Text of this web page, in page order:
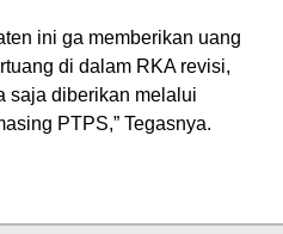
ini ga memberikan uang
di dalam RKA revisi,
saja diberikan melalui
PTPS,” Tegasnya.